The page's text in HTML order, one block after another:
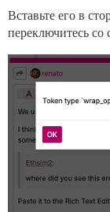
Вставьте его в
переключитесь со